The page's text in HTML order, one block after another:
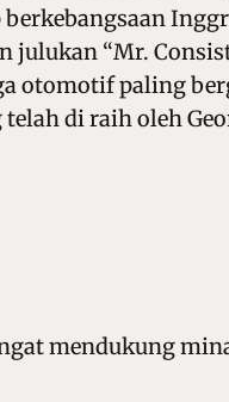
julukan “Mr.
otomotif paling
di raih oleh
mendukung